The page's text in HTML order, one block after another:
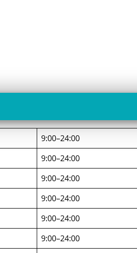
9:00–24:00
9:00–24:00
9:00–24:00
9:00–24:00
9:00–24:00
9:00–24:00